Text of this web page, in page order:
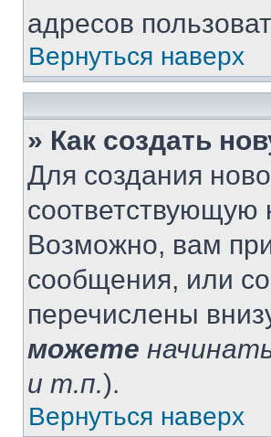
адресов
Вернуться наверх
» Как создать
Для создания
соответствующую
Возможно, вам
сообщения, или
перечислены
можете
и т.п.).
Вернуться наверх